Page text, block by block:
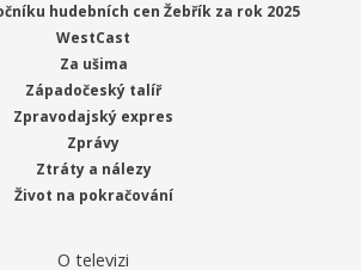
hudebních cen Žebřík za rok 2025
WestCast
Za ušima
Západočeský talíř
Zpravodajský expres
Zprávy
Ztráty a nálezy
Život na pokračování
O televizi